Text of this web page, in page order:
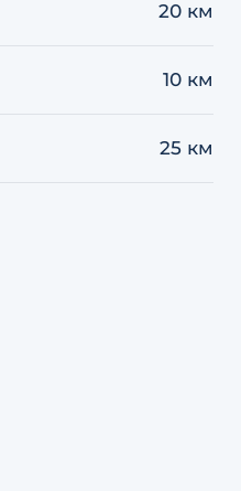
20 км
10 км
25 км